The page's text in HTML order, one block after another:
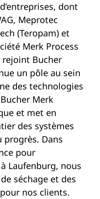
dont
Meprotec
(Teropam) et
Merk Process
rejoint Bucher
un pôle au sein
des technologies
Merk
et met en
des systèmes
progrès. Dans
pour
Laufenburg, nous
séchage et des
nos clients.